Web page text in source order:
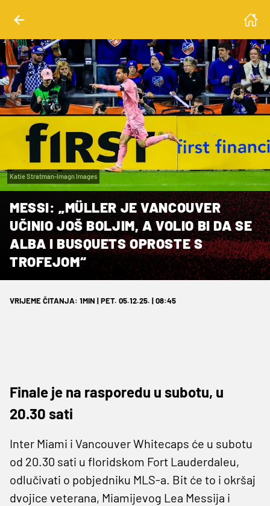
Katie Stratman-Imagn Images
MESSI: „MÜLLER JE VANCOUVER
UČINIO JOŠ BOLJIM, A VOLIO BI DA SE
ALBA I BUSQUETS OPROSTE S
TROFEJOM“
VRIJEME ČITANJA: 1MIN | PET. 05.12.25. | 08:45
Finale je na rasporedu u subotu, u
20.30 sati
Inter Miami i Vancouver Whitecaps će u subotu
od 20.30 sati u floridskom Fort Lauderdaleu,
odlučivati o pobjedniku MLS-a. Bit će to i okršaj
dvojice veterana, Miamijevog Lea Messija i